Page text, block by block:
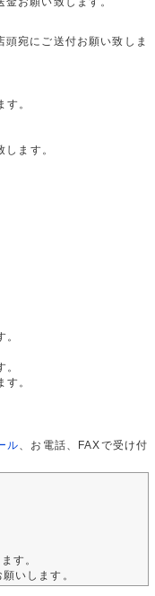
宛にご送付お願い致しま
す。
ます。
。
。
ル 、お電話、FAXで受け付
す。
いします。